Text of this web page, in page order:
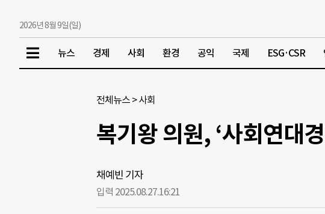
2026년 8월 9일(일)
뉴스 경제 사회 환경 공익 국제 ESG·CSR
전체뉴스 >사회
복기왕 의원, ‘사회연대
채예빈 기자
입력 2025.08.27.16:21